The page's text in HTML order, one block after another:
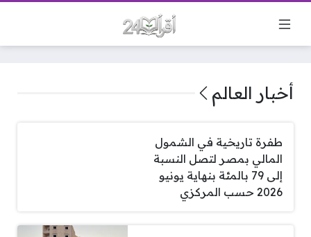
أخبار العالم
طفرة تاريخية في الشمول
المالي بمصر لتصل النسبة
إلى 79 بالمئة بنهاية يونيو
2026 حسب المركزي